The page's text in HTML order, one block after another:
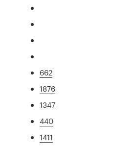
662
1876
1347
440
1411